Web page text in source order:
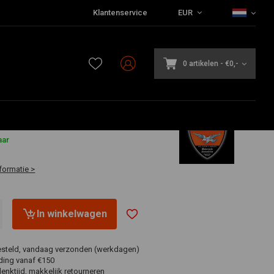
Klantenservice EUR
0 artikelen - €0,-
>
In winkelwagen
vandaag verzonden (werkdagen)
vanaf €150
makkelijk retourneren